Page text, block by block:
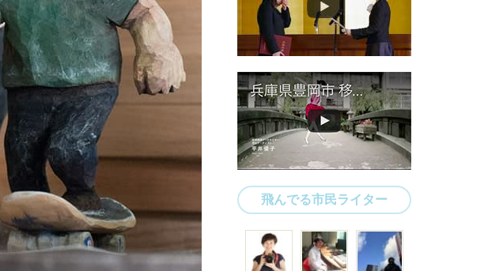
飛んでる市民ライター